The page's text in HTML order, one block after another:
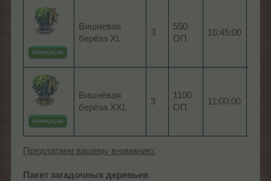
Анимация
Вишнёвая
берёза XL
3
550
ОП
16:45:00
Анимация
Вишнёвая
берёза XXL
3
1100
ОП
11:00:00
Предлагаем вашему вниманию:
Пакет загадочных деревьев